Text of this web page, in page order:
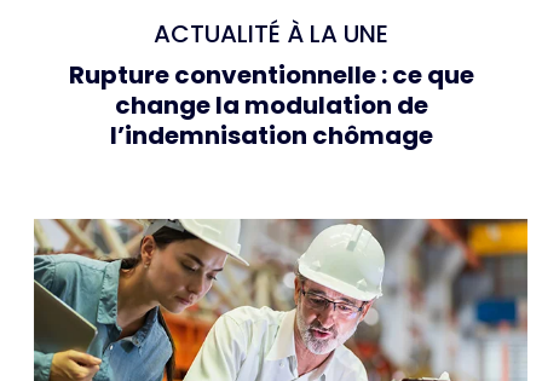
ACTUALITÉ À LA UNE
Rupture conventionnelle : ce que
change la modulation de
l’indemnisation chômage